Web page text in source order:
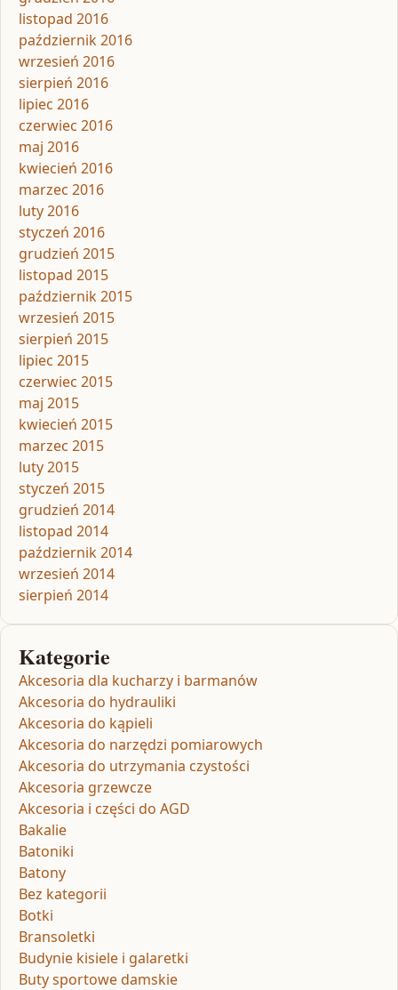
listopad 2016
październik 2016
wrzesień 2016
sierpień 2016
lipiec 2016
czerwiec 2016
maj 2016
kwiecień 2016
marzec 2016
luty 2016
styczeń 2016
grudzień 2015
listopad 2015
październik 2015
wrzesień 2015
sierpień 2015
lipiec 2015
czerwiec 2015
maj 2015
kwiecień 2015
marzec 2015
luty 2015
styczeń 2015
grudzień 2014
listopad 2014
październik 2014
wrzesień 2014
sierpień 2014
Kategorie
Akcesoria dla kucharzy i barmanów
Akcesoria do hydrauliki
Akcesoria do kąpieli
Akcesoria do narzędzi pomiarowych
Akcesoria do utrzymania czystości
Akcesoria grzewcze
Akcesoria i części do AGD
Bakalie
Batoniki
Batony
Bez kategorii
Botki
Bransoletki
Budynie kisiele i galaretki
Buty sportowe damskie